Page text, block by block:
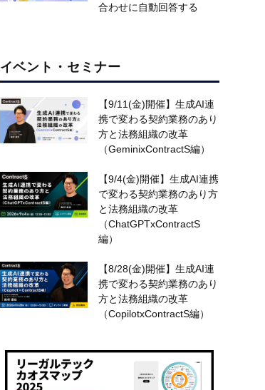
合わせに自動回答する
イベント・セミナー
【9/11(金)開催】生成AI連
携で変わる契約業務のあり
方と法務組織の改革
（GeminixContractS編）
【9/4(金)開催】生成AI連携
で変わる契約業務のあり方
と法務組織の改革
（ChatGPTxContractS
編）
【8/28(金)開催】生成AI連
携で変わる契約業務のあり
方と法務組織の改革
（CopilotxContractS編）